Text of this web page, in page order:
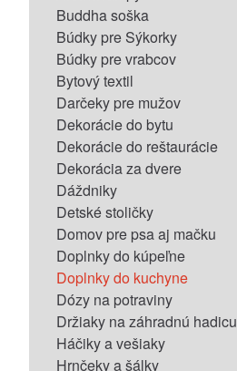
Buddha soška
Búdky pre Sýkorky
Búdky pre vrabcov
Bytový textil
Darčeky pre mužov
Dekorácie do bytu
Dekorácie do reštaurácie
Dekorácia za dvere
Dáždniky
Detské stoličky
Domov pre psa aj mačku
Doplnky do kúpeľne
Doplnky do kuchyne
Dózy na potraviny
Držiaky na záhradnú hadicu
Háčiky a vešiaky
Hrnčeky a šálky